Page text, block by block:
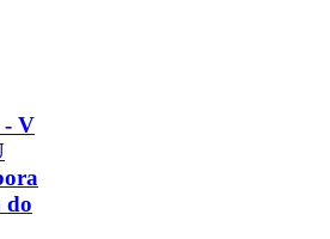
- V
do